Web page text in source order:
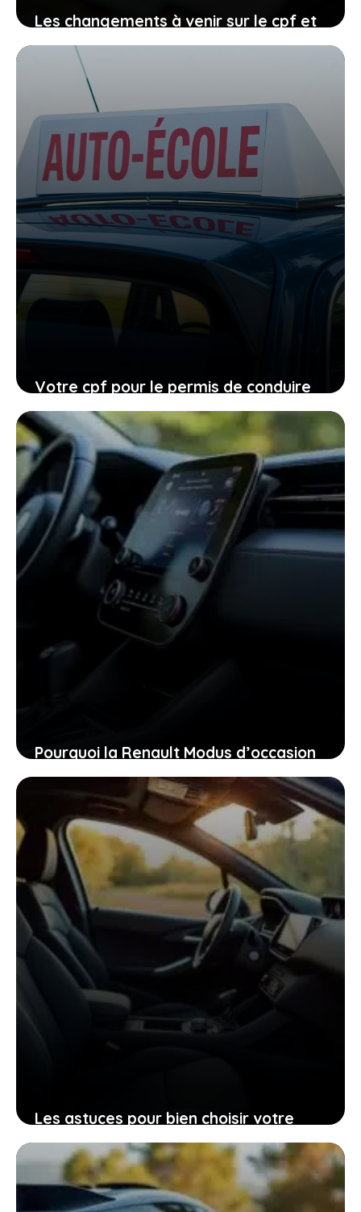
Les changements à venir sur le cpf et
le permis de conduire, comment vous
organiser avant qu’il ne soit trop tard
27 janvier 2026
Votre cpf pour le permis de conduire
expire en 2026, ne laissez pas filer
cette ultime chance
27 janvier 2026
Pourquoi la Renault Modus d’occasion
pourrait bien être la voiture idéale
pour vous aujourd’hui
26 janvier 2026
Les astuces pour bien choisir votre
Peugeot 206 d’occasion grâce à sa
fiche technique
25 janvier 2026